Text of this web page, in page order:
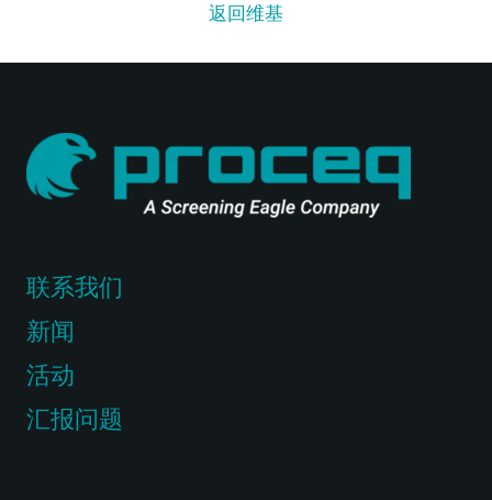
返回维基
联系我们
新闻
活动
汇报问题